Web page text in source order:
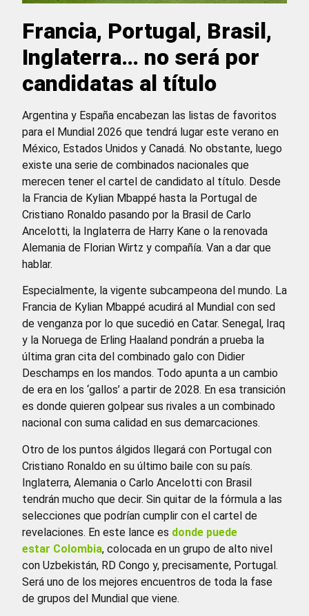
Francia, Portugal, Brasil,
Inglaterra… no será por
candidatas al título
Argentina y España encabezan las listas de favoritos
para el Mundial 2026 que tendrá lugar este verano en
México, Estados Unidos y Canadá. No obstante, luego
existe una serie de combinados nacionales que
merecen tener el cartel de candidato al título. Desde
la Francia de Kylian Mbappé hasta la Portugal de
Cristiano Ronaldo pasando por la Brasil de Carlo
Ancelotti, la Inglaterra de Harry Kane o la renovada
Alemania de Florian Wirtz y compañía. Van a dar que
hablar.
Especialmente, la vigente subcampeona del mundo. La
Francia de Kylian Mbappé acudirá al Mundial con sed
de venganza por lo que sucedió en Catar. Senegal, Iraq
y la Noruega de Erling Haaland pondrán a prueba la
última gran cita del combinado galo con Didier
Deschamps en los mandos. Todo apunta a un cambio
de era en los ‘gallos’ a partir de 2028. En esa transición
es donde quieren golpear sus rivales a un combinado
nacional con suma calidad en sus demarcaciones.
Otro de los puntos álgidos llegará con Portugal con
Cristiano Ronaldo en su último baile con su país.
Inglaterra, Alemania o Carlo Ancelotti con Brasil
tendrán mucho que decir. Sin quitar de la fórmula a las
selecciones que podrían cumplir con el cartel de
revelaciones. En este lance es donde puede
estar Colombia, colocada en un grupo de alto nivel
con Uzbekistán, RD Congo y, precisamente, Portugal.
Será uno de los mejores encuentros de toda la fase
de grupos del Mundial que viene.